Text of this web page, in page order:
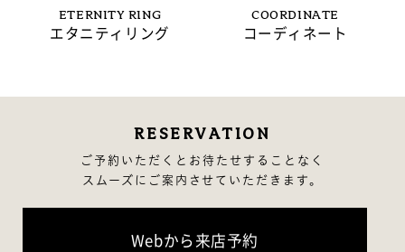
ETERNITY RING
エタニティリング
COORDINATE
コーディネート
RESERVATION
ご予約いただくとお待たせすることなく
スムーズにご案内させていただきます。
Webから来店予約